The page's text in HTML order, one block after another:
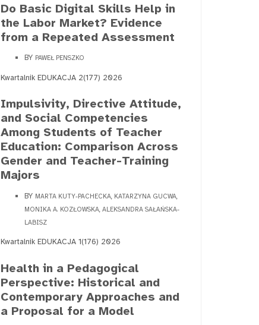
Do Basic Digital Skills Help in
the Labor Market? Evidence
from a Repeated Assessment
BY PAWEŁ PENSZKO
Kwartalnik EDUKACJA 2(177) 2026
Impulsivity, Directive Attitude,
and Social Competencies
Among Students of Teacher
Education: Comparison Across
Gender and Teacher-Training
Majors
BY MARTA KUTY-PACHECKA, KATARZYNA GUCWA,
MONIKA A. KOZŁOWSKA, ALEKSANDRA SAŁAŃSKA-
LABISZ
Kwartalnik EDUKACJA 1(176) 2026
Health in a Pedagogical
Perspective: Historical and
Contemporary Approaches and
a Proposal for a Model